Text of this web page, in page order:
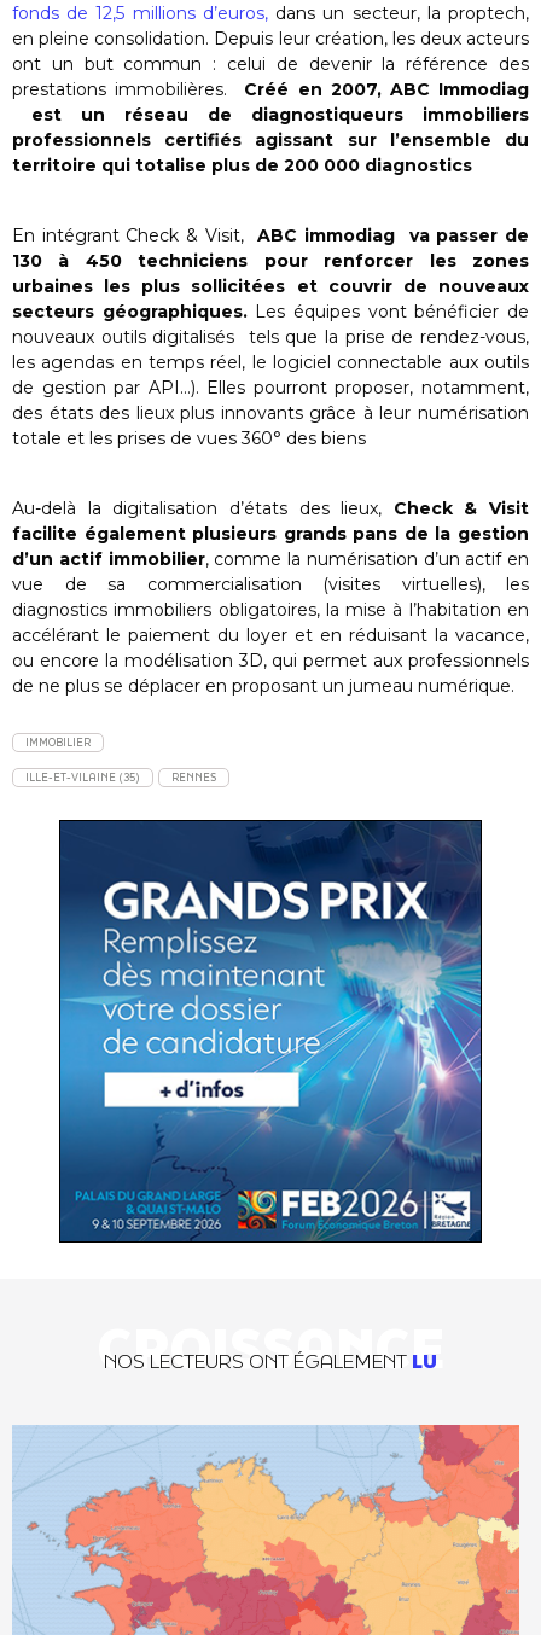
fonds de 12,5 millions d’euros,dans un secteur, la proptech,
en pleine consolidation. Depuis leur création, les deux acteurs
ont un but commun : celui de devenir la référence des
prestations immobilières. Créé en 2007, ABC Immodiag
est un réseau de diagnostiqueurs immobiliers
professionnels certifiés agissant sur l’ensemble du
territoire qui totalise plus de 200 000 diagnostics
En intégrant Check & Visit,
ABC immodiag va passer de
130 à 450 techniciens pour renforcer les zones
urbaines les plus sollicitées et couvrir de nouveaux
secteurs géographiques.Les équipes vont bénéficier de
nouveaux outils digitalisés tels que la prise de rendez-vous,
les agendas en temps réel, le logiciel connectable aux outils
de gestion par API…). Elles pourront proposer, notamment,
des états des lieux plus innovants grâce à leur numérisation
totale et les prises de vues 360° des biens
Au-delà la digitalisation d’états des lieux, Check & Visit
facilite également plusieurs grands pans de la gestion
d’un actif immobilier, comme la numérisation d’un actif en
vue de sa commercialisation (visites virtuelles), les
diagnostics immobiliers obligatoires, la mise à l’habitation en
accélérant le paiement du loyer et en réduisant la vacance,
ou encore la modélisation 3D, qui permet aux professionnels
de ne plus se déplacer en proposant un jumeau numérique.
IMMOBILIER
ILLE-ET-VILAINE (35) RENNES
CROISSANCE
NOS LECTEURS ONT ÉGALEMENT LU